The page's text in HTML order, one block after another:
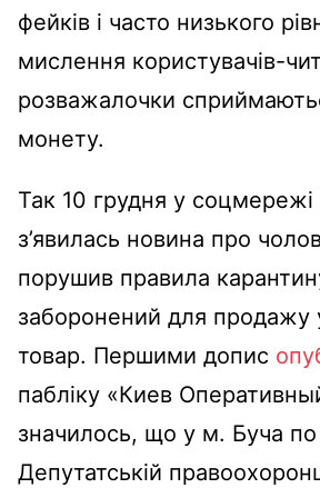
фейків і часто низького
мислення користувачів-
розважалочки
монету.
Так 10 грудня у
з’явилась новина про
порушив правила
заборонений для продажу
товар. Першими допис
пабліку «Киев
значилось, що у м. Буча по
Депутатській